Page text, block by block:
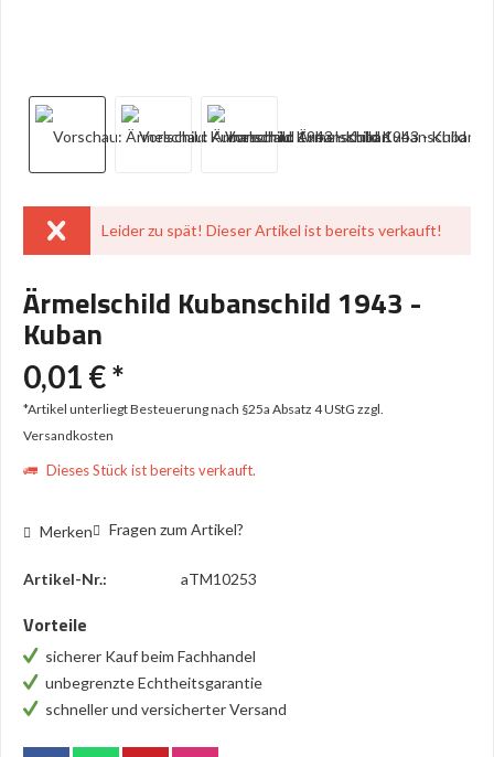
Leider zu spät! Dieser Artikel ist bereits verkauft!
Ärmelschild Kubanschild 1943 -
Kuban
0,01 € *
*Artikel unterliegt Besteuerung nach §25a Absatz 4 UStG zzgl.
Versandkosten
Dieses Stück ist bereits verkauft.
Merken Fragen zum Artikel?
Artikel-Nr.: aTM10253
Vorteile
sicherer Kauf beim Fachhandel
unbegrenzte Echtheitsgarantie
schneller und versicherter Versand